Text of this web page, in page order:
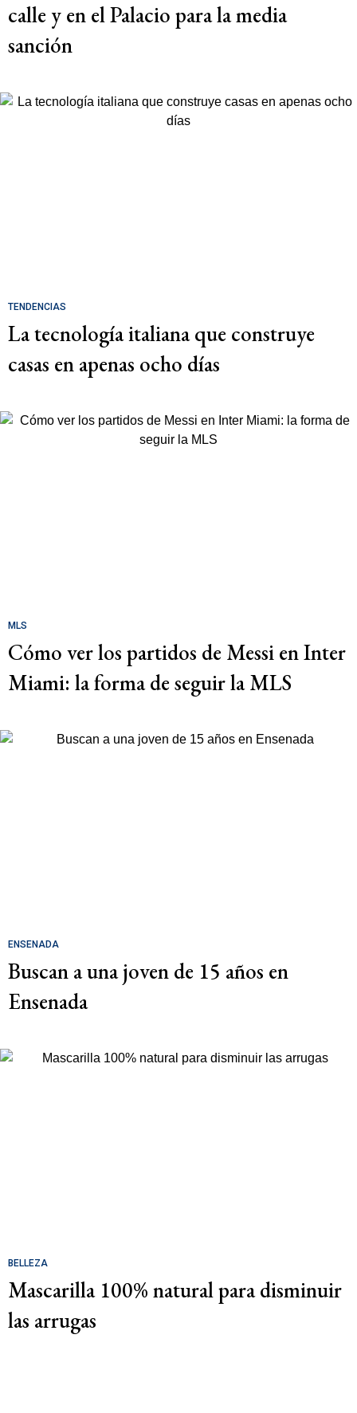
calle y en el Palacio para la media
sanción
TENDENCIAS
La tecnología italiana que construye
casas en apenas ocho días
MLS
Cómo ver los partidos de Messi en Inter
Miami: la forma de seguir la MLS
ENSENADA
Buscan a una joven de 15 años en
Ensenada
BELLEZA
Mascarilla 100% natural para disminuir
las arrugas